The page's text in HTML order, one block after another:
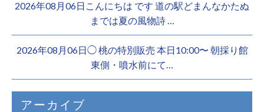
2026年08月06日こんにちは︎ です️ 道の駅どまんなかたぬ
までは夏の風物詩 …
2026年08月06日◯ 桃の特別販売 本日10:00〜 朝採り館
東側・噴水前にて…
アーカイブ